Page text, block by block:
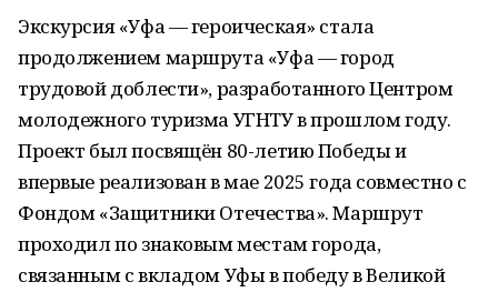
Экскурсия «Уфа — героическая» стала
продолжением маршрута «Уфа — город
трудовой доблести», разработанного Центром
молодежного туризма УГНТУв прошлом году.
Проект был посвящён 80-летию Победы и
впервые реализован в мае 2025 года совместно с
Фондом «Защитники Отечества». Маршрут
проходил по знаковым местам города,
связанным с вкладом Уфы в победу в Великой